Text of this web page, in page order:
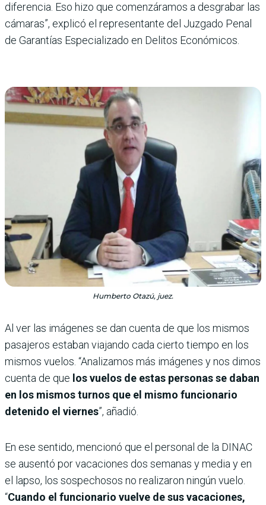
diferencia. Eso hizo que comenzáramos a desgrabar las
cámaras”, explicó el representante del Juzgado Penal
de Garantías Especializado en Delitos Económicos.
Humberto Otazú, juez.
Al ver las imágenes se dan cuenta de que los mismos
pasajeros estaban viajando cada cierto tiempo en los
mismos vuelos. “Analizamos más imágenes y nos dimos
cuenta de que los vuelos de estas personas se daban
en los mismos turnos que el mismo funcionario
detenido el viernes”, añadió.
En ese sentido, mencionó que el personal de la DINAC
se ausentó por vacaciones dos semanas y media y en
el lapso, los sospechosos no realizaron ningún vuelo.
“Cuando el funcionario vuelve de sus vacaciones,